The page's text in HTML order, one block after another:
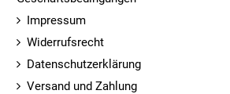
Impressum
Widerrufsrecht
Datenschutzerklärung
Versand und Zahlung